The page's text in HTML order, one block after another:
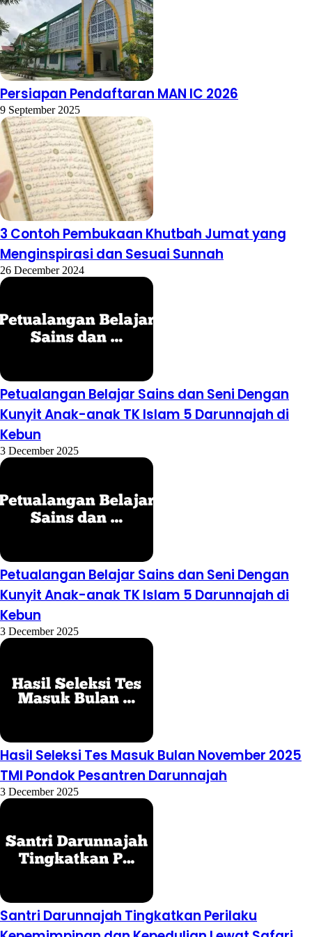
Persiapan Pendaftaran MAN IC 2026
9 September 2025
3 Contoh Pembukaan Khutbah Jumat yang
Menginspirasi dan Sesuai Sunnah
26 December 2024
Petualangan Belajar Sains dan Seni Dengan
Kunyit Anak-anak TK Islam 5 Darunnajah di
Kebun
3 December 2025
Petualangan Belajar Sains dan Seni Dengan
Kunyit Anak-anak TK Islam 5 Darunnajah di
Kebun
3 December 2025
Hasil Seleksi Tes Masuk Bulan November 2025
TMI Pondok Pesantren Darunnajah
3 December 2025
Santri Darunnajah Tingkatkan Perilaku